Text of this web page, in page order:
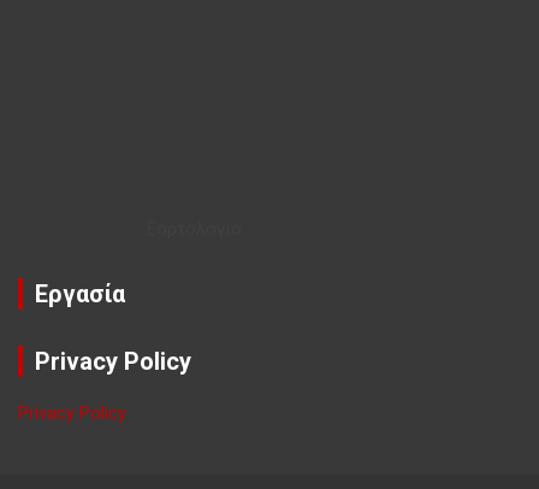
Εργασία
Privacy Policy
Privacy Policy